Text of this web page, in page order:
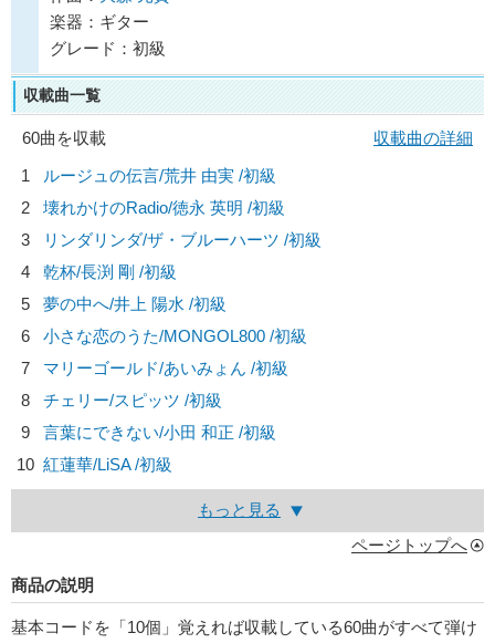
楽器：ギター
グレード：初級
収載曲一覧
60曲を収載
収載曲の詳細
1
ルージュの伝言/荒井 由実 /初級
2
壊れかけのRadio/徳永 英明 /初級
3
リンダリンダ/ザ・ブルーハーツ /初級
4
乾杯/長渕 剛 /初級
5
夢の中へ/井上 陽水 /初級
6
小さな恋のうた/MONGOL800 /初級
7
マリーゴールド/あいみょん /初級
8
チェリー/スピッツ /初級
9
言葉にできない/小田 和正 /初級
10 紅蓮華/LiSA/初級
もっと見る
ページトップへ
商品の説明
基本コードを「10個」覚えれば収載している60曲がすべて弾け